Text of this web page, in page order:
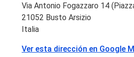
Via Antonio Fogazzaro 14
21052 Busto Arsizio
Italia
Ver esta dirección en Google